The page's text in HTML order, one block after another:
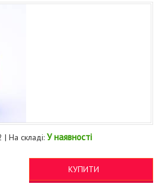
| На складі: У наявності
КУПИТИ